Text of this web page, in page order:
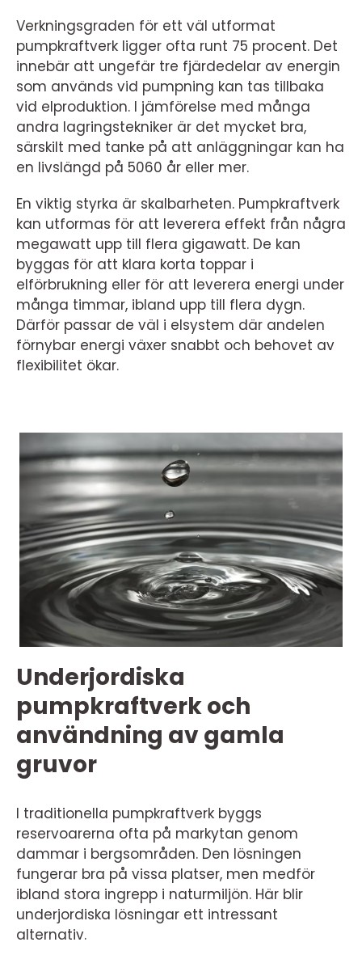
Verkningsgraden för ett väl utformat
pumpkraftverk ligger ofta runt 75 procent. Det
innebär att ungefär tre fjärdedelar av energin
som används vid pumpning kan tas tillbaka
vid elproduktion. I jämförelse med många
andra lagringstekniker är det mycket bra,
särskilt med tanke på att anläggningar kan ha
en livslängd på 5060 år eller mer.
En viktig styrka är skalbarheten. Pumpkraftverk
kan utformas för att leverera effekt från några
megawatt upp till flera gigawatt. De kan
byggas för att klara korta toppar i
elförbrukning eller för att leverera energi under
många timmar, ibland upp till flera dygn.
Därför passar de väl i elsystem där andelen
förnybar energi växer snabbt och behovet av
flexibilitet ökar.
Underjordiska
pumpkraftverk och
användning av gamla
gruvor
I traditionella pumpkraftverk byggs
reservoarerna ofta på markytan genom
dammar i bergsområden. Den lösningen
fungerar bra på vissa platser, men medför
ibland stora ingrepp i naturmiljön. Här blir
underjordiska lösningar ett intressant
alternativ.